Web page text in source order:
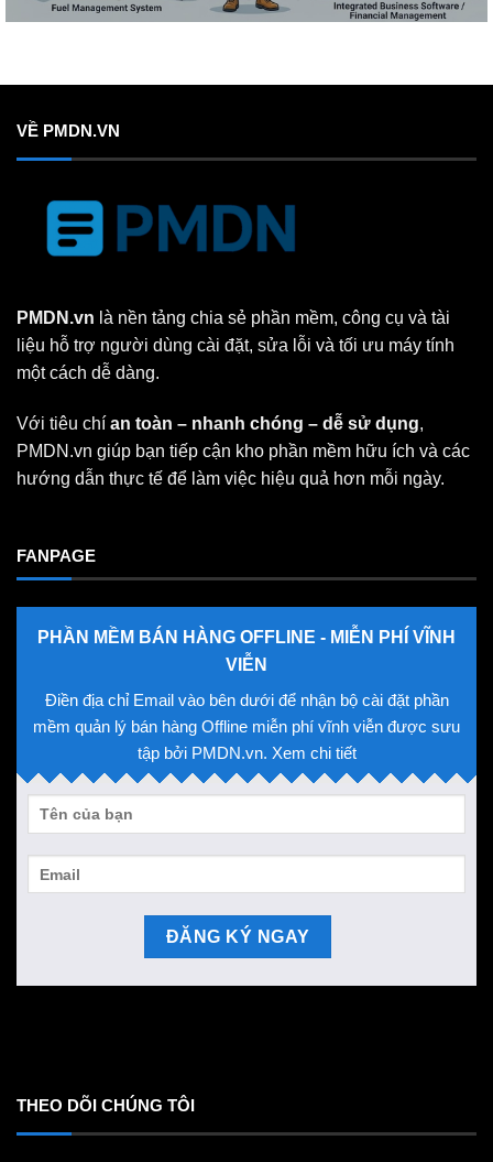
VỀ PMDN.VN
PMDN.vn là nền tảng chia sẻ phần mềm, công cụ và tài
liệu hỗ trợ người dùng cài đặt, sửa lỗi và tối ưu máy tính
một cách dễ dàng.
Với tiêu chí an toàn – nhanh chóng – dễ sử dụng,
PMDN.vn giúp bạn tiếp cận kho phần mềm hữu ích và các
hướng dẫn thực tế để làm việc hiệu quả hơn mỗi ngày.
FANPAGE
PHẦN MỀM BÁN HÀNG OFFLINE - MIỄN PHÍ VĨNH
VIỄN
Điền địa chỉ Email vào bên dưới để nhận bộ cài đặt phần
mềm quản lý bán hàng Offline miễn phí vĩnh viễn được sưu
tập bởi PMDN.vn. Xem chi tiết
THEO DÕI CHÚNG TÔI